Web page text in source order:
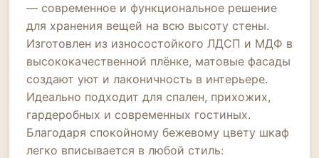
— современное и функциональное решение
для хранения вещей на всю высоту стены.
Изготовлен из износостойкого ЛДСП и МДФ в
высококачественной плёнке, матовые фасады
создают уют и лаконичность в интерьере.
Идеально подходит для спален, прихожих,
гардеробных и современных гостиных.
Благодаря спокойному бежевому цвету шкаф
легко вписывается в любой стиль: